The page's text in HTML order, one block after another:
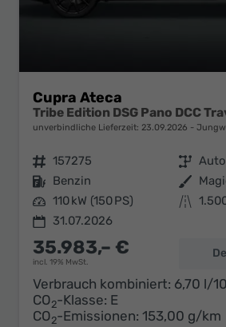
Cupra Ateca
unverbindliche Lieferzeit: 23.09.2026
Fahrzeugnr. 157275 Getriebe
Kraftstoff Benzin Außenfarbe
Leistung 110 kW (150 PS) Kilometerstand
31.07.2026
35.983,– €
incl. 19% MwSt.
Verbrauch kombiniert: 6,70 l/
CO2-Klasse: E
CO2-Emissionen: 153,00 g/km